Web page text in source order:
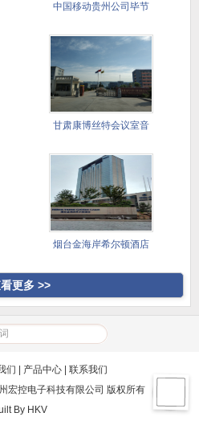
中国移动贵州公司毕节
甘肃康博丝特会议室音
烟台金海岸希尔顿酒店
更多 >>
们 产品中心| 联系我们
宏控电子科技有限公司 版权所有
By HKV